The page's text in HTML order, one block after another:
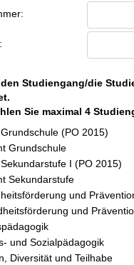
Studiengang/die
Sie maximal 4
(PO 2015)
Grundschule
I (PO 2015)
Sekundarstufe
und
und
und Sozialpädagogik
Diversität und Teilhabe